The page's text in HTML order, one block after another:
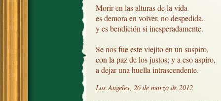
Morir en las alturas de la vida
es demora en volver, no despedida,
y es bendición si inesperadamente.
Se nos fue este viejito en un suspiro,
con la paz de los justos; y a eso aspiro,
a dejar una huella intrascendente.
Los Angeles, 26 de marzo de 2012